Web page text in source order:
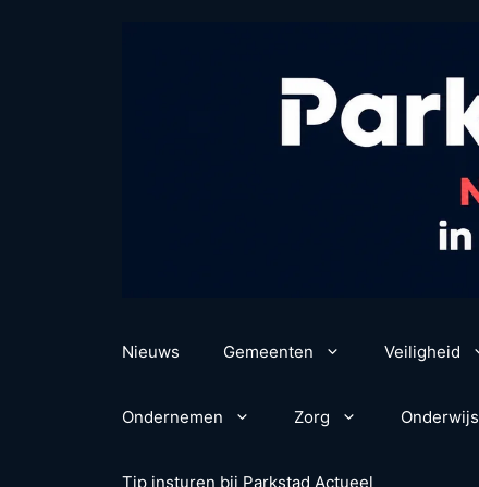
Nieuws Gemeenten Veiligheid
Ondernemen Zorg Onderwijs
Tip insturen bij Parkstad Actueel